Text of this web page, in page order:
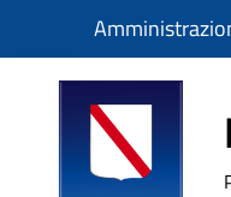
Slim